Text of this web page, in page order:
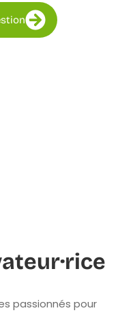
passionnés pour